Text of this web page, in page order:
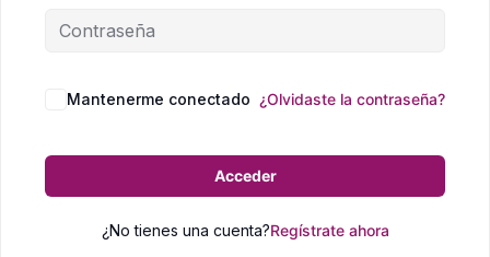
Mantenerme conectado ¿Olvidaste la contraseña?
Acceder
¿No tienes una cuenta?Regístrate ahora